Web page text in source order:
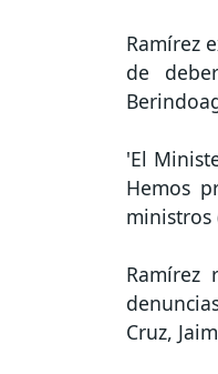
Ramírez
de
'El
Hemos
ministros
Ramírez
Cruz,